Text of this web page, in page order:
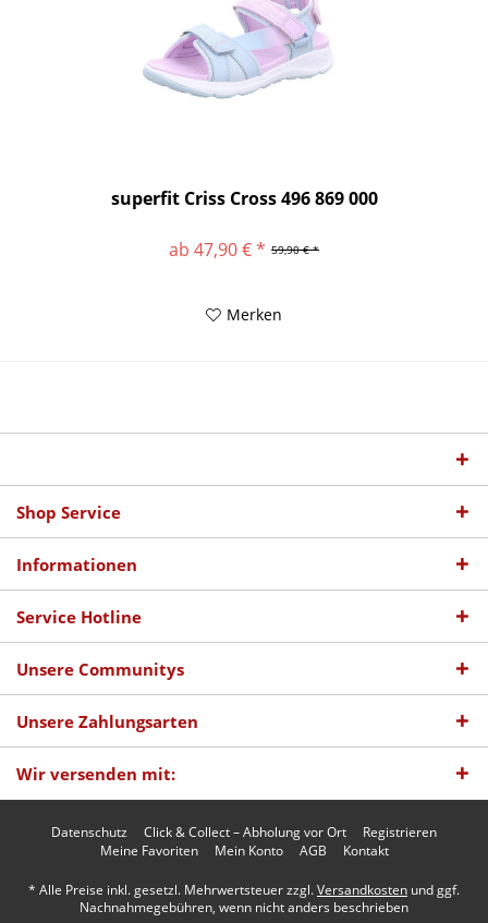
superfit Criss Cross 496 869 000
59,90 € *
ab 47,90 € *
Merken
Shop Service
Informationen
Service Hotline
Unsere Communitys
Unsere Zahlungsarten
Wir versenden mit:
Datenschutz Click & Collect – Abholung vor Ort
Registrieren
Meine Favoriten
Mein Konto AGB Kontakt
* Alle Preise inkl. gesetzl. Mehrwertsteuer zzgl.Versandkosten und ggf.
Nachnahmegebühren, wenn nicht anders beschrieben